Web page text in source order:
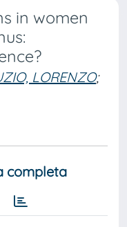
in women
LORENZO;
completa